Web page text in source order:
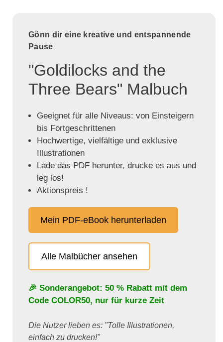
Gönn dir eine kreative und entspannende
Pause
"Goldilocks and the
Three Bears" Malbuch
Geeignet für alle Niveaus: von Einsteigern
bis Fortgeschrittenen
Hochwertige, vielfältige und exklusive
Illustrationen
Lade das PDF herunter, drucke es aus und
leg los!
Aktionspreis !
Mein PDF-eBook herunterladen
Alle Malbücher ansehen
🎉 Sonderangebot: 50 % Rabatt mit dem
Code COLOR50, nur für kurze Zeit
Die Nutzer lieben es: "Tolle Illustrationen,
einfach zu drucken!"